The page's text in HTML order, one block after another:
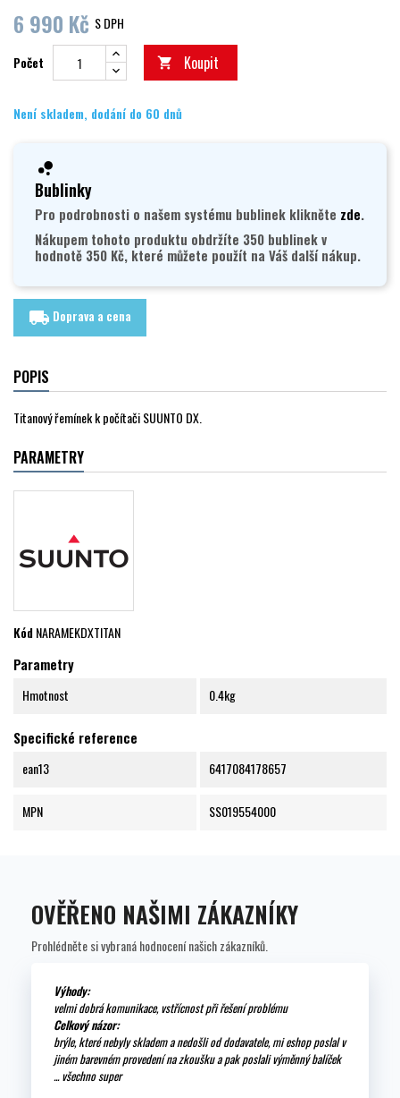
6 990 Kč S DPH
Počet  Koupit
Není skladem, dodání do 60 dnů
Bublinky
Pro podrobnosti o našem systému bublinek klikněte zde.
Nákupem tohoto produktu obdržíte 350 bublinek v
hodnotě 350 Kč, které můžete použít na Váš další nákup.
local_shipping Doprava a cena
POPIS
Titanový řemínek k počítači SUUNTO DX.
PARAMETRY
KódNARAMEKDXTITAN
Parametry
Hmotnost 0.4kg
Specifické reference
ean13 6417084178657
MPN SS019554000
OVĚŘENO NAŠIMI ZÁKAZNÍKY
Prohlédněte si vybraná hodnocení našich zákazníků.
Výhody:
velmi dobrá komunikace, vstřícnost při řešení problému
Celkový názor:
brýle, které nebyly skladem a nedošli od dodavatele, mi eshop poslal v
jiném barevném provedení na zkoušku a pak poslali výměnný balíček
... všechno super